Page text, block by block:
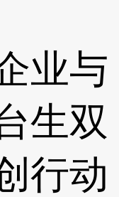
业与
生双
行动